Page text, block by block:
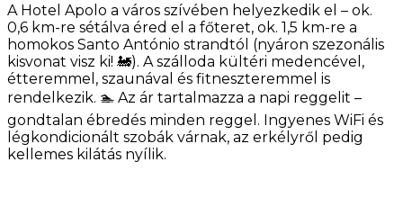
A Hotel Apolo a város szívében helyezkedik el – ok.
0,6 km-re sétálva éred el a főteret, ok. 1,5 km-re a
homokos Santo António strandtól (nyáron szezonális
kisvonat visz ki! 🚂). A szálloda kültéri medencével,
étteremmel, szaunával és fitneszteremmel is
rendelkezik. 🏊 Az ár tartalmazza a napi reggelit –
gondtalan ébredés minden reggel. Ingyenes WiFi és
légkondicionált szobák várnak, az erkélyről pedig
kellemes kilátás nyílik.